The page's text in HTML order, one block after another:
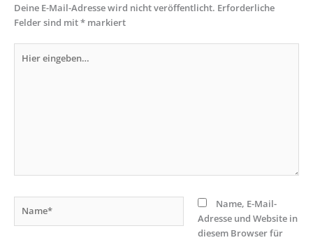
Deine E-Mail-Adresse wird nicht veröffentlicht. Erforderliche
Felder sind mit* markiert
eingeben…
Name, E-Mail-
Adresse und Website in
diesem Browser für